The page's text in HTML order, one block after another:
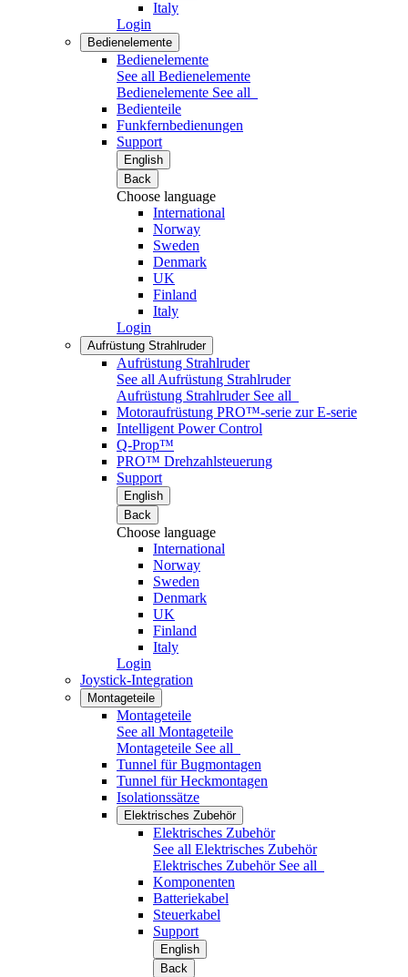
Italy
Login
Bedienelemente
Bedienelemente
See all Bedienelemente
Bedienelemente See all
Bedienteile
Funkfernbedienungen
Support
English
Back
Choose language
International
Norway
Sweden
Denmark
UK
Finland
Italy
Login
Aufrüstung Strahlruder
Aufrüstung Strahlruder
See all Aufrüstung Strahlruder
Aufrüstung Strahlruder See all
Motoraufrüstung PRO™-serie zur E-serie
Intelligent Power Control
Q-Prop™
PRO™ Drehzahlsteuerung
Support
English
Back
Choose language
International
Norway
Sweden
Denmark
UK
Finland
Italy
Login
Joystick-Integration
Montageteile
Montageteile
See all Montageteile
Montageteile See all
Tunnel für Bugmontagen
Tunnel für Heckmontagen
Isolationssätze
Elektrisches Zubehör
Elektrisches Zubehör
See all Elektrisches Zubehör
Elektrisches Zubehör See all
Komponenten
Batteriekabel
Steuerkabel
Support
English
Back